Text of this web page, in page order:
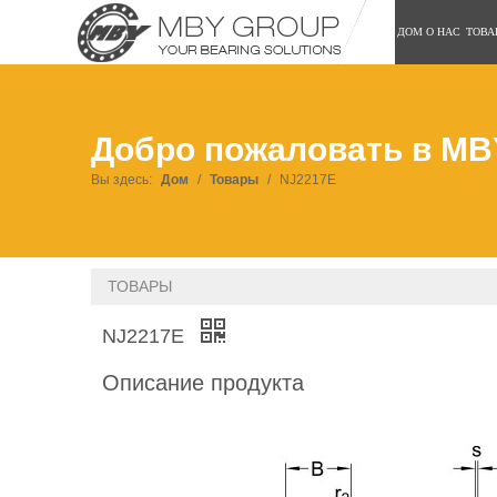
ДОМ О НАС
Добро пожаловать в
Вы здесь: Дом / Товары / NJ2217E
ТОВАРЫ
NJ2217E
Описание продукта